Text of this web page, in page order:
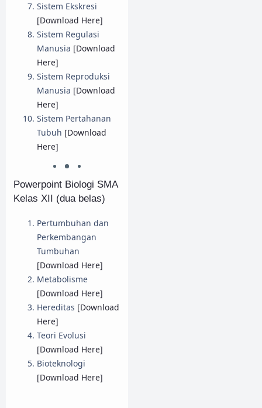
Sistem Ekskresi
[Download Here]
Sistem Regulasi
Manusia [Download
Here]
Sistem Reproduksi
Manusia [Download
Here]
Sistem Pertahanan
Tubuh [Download
Here]
Powerpoint Biologi SMA
Kelas XII (dua belas)
Pertumbuhan dan
Perkembangan
Tumbuhan
[Download Here]
Metabolisme
[Download Here]
Hereditas [Download
Here]
Teori Evolusi
[Download Here]
Bioteknologi
[Download Here]